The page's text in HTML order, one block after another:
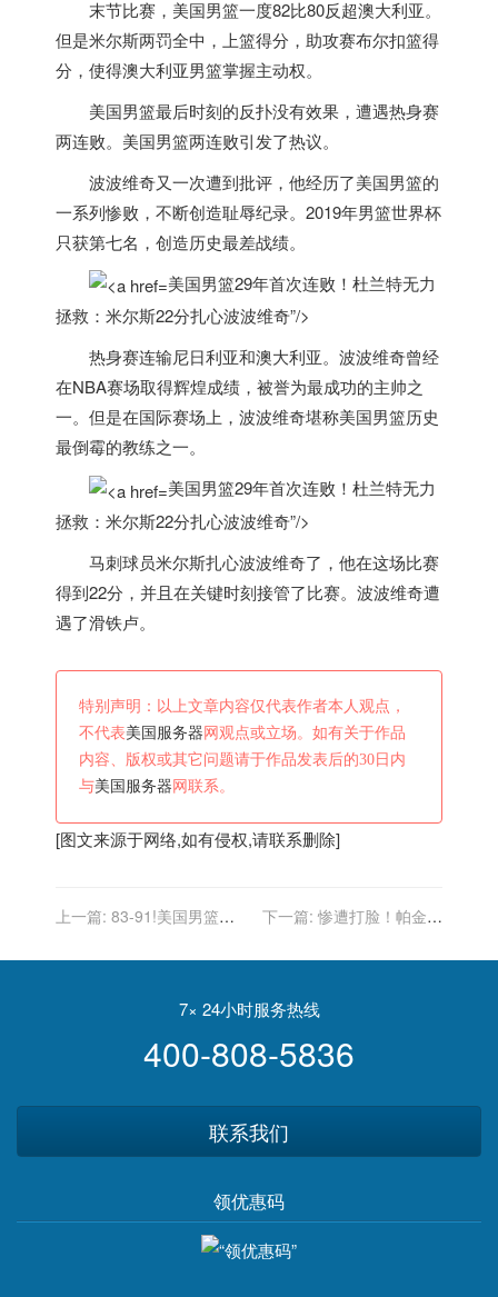
末节比赛， 美国男篮一度82比80反超澳大利亚。
但是米尔斯两罚全中，上篮得分，助攻赛布尔扣篮得
分，使得澳大利亚男篮掌握主动权。
美国男篮最后时刻的反扑没有效果，遭遇热身赛
两连败。 美国男篮两连败引发了热议。
波波维奇又一次遭到批评，他经历了美国男篮的
一系列惨败，不断创造耻辱纪录。2019年男篮世界杯
只获第七名，创造历史最差战绩。
美国男篮29年首次连败！杜兰特无力
拯救：米尔斯22分扎心波波维奇”/>
热身赛连输尼日利亚和澳大利亚。波波维奇曾经
在NBA赛场取得辉煌成绩，被誉为最成功的主帅之
一。但是在国际赛场上，波波维奇堪称美国男篮历史
最倒霉的教练之一。
美国男篮29年首次连败！杜兰特无力
拯救：米尔斯22分扎心波波维奇”/>
马刺球员米尔斯扎心波波维奇了，他在这场比赛
得到22分，并且在关键时刻接管了比赛。波波维奇遭
遇了滑铁卢。
特别声明：以上文章内容仅代表作者本人观点，
不代表美国服务器 网观点或立场。如有关于作品
内容、版权或其它问题请于作品发表后的30日内
与美国服务器 网联系。
[图文来源于网络,如有侵权,请联系删除]
上一篇: 83-91!美国男篮惨
下,奥运夺冠真悬了
下一篇: 惨遭打脸！帕金斯
后发推：?
7× 24小时服务热线
400-808-5836
联系我们
领优惠码